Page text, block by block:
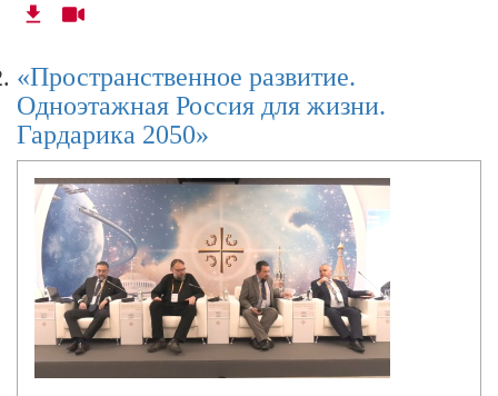
«Пространственное развитие.
Одноэтажная Россия для жизни.
Гардарика 2050»